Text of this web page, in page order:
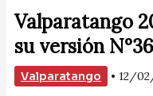
Valparatango
su versión N°36
Valparatango • 12/